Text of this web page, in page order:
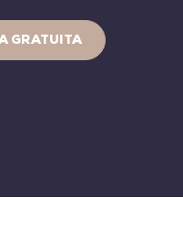
GRATUITA